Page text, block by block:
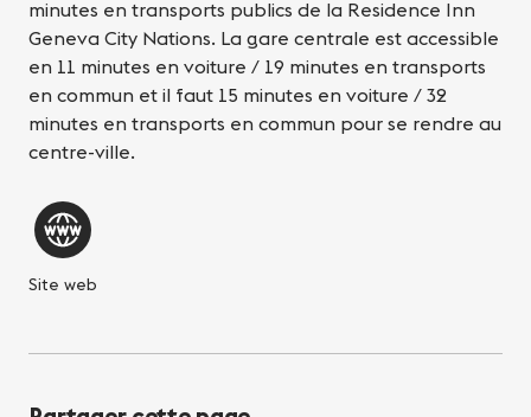
minutes en transports publics de la Residence Inn
Geneva City Nations. La gare centrale est accessible
en 11 minutes en voiture / 19 minutes en transports
en commun et il faut 15 minutes en voiture / 32
minutes en transports en commun pour se rendre au
centre-ville.
Site web